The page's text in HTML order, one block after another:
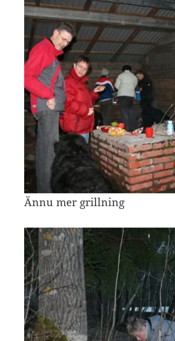
Ännu mer grillning